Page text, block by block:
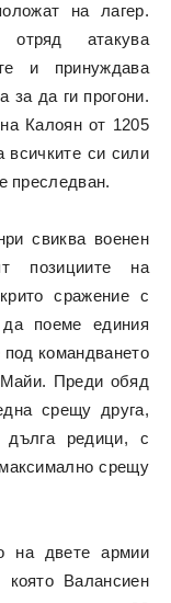
на лагер.
отряд атакува
и принуждава
за да ги прогони.
Калоян от 1205
всичките си сили
преследван.
свиква военен
позициите на
сражение с
поеме единия
командването
Преди обяд
срещу друга,
дълга редици, с
срещу
на двете армии
която Валансиен